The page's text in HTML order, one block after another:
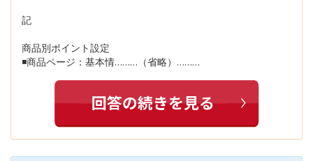
記
商品別ポイント設定
◾️商品ページ：基本情………（省略）………